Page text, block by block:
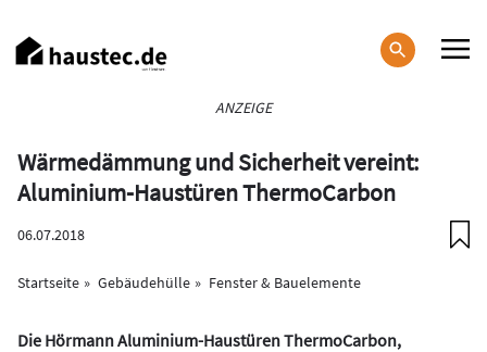
zum
Inhalt
ANZEIGE
Wärmedämmung und Sicherheit vereint:
Aluminium-Haustüren ThermoCarbon
06.07.2018
Startseite Gebäudehülle Fenster & Bauelemente
Die Hörmann Aluminium-Haustüren ThermoCarbon,